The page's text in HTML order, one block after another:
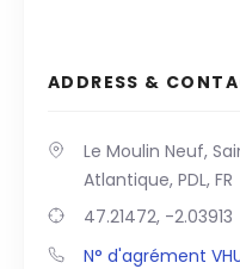
ADDRESS &
Le Moulin Neuf,
Atlantique, PDL, FR
47.21472, -2.03913
N° d'agrément